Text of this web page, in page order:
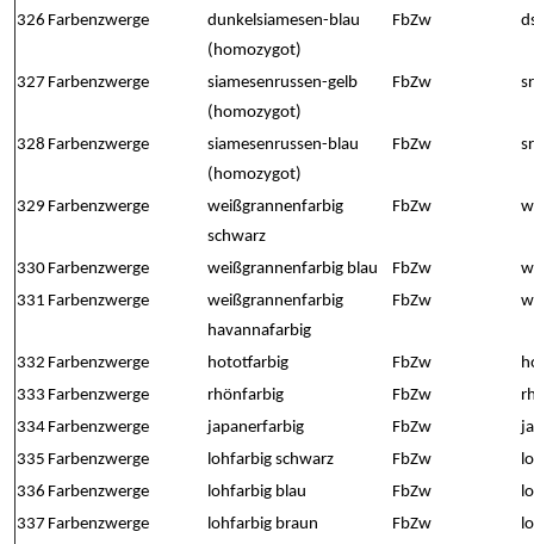
326 Farbenzwerge
dunkelsiamesen-blau
(homozygot)
FbZw
327 Farbenzwerge
siamesenrussen-gelb
(homozygot)
FbZw
328 Farbenzwerge
siamesenrussen-blau
(homozygot)
FbZw
329 Farbenzwerge
weißgrannenfarbig
schwarz
FbZw
330 Farbenzwerge weißgrannenfarbig blau FbZw
331 Farbenzwerge
weißgrannenfarbig
havannafarbig
FbZw
332 Farbenzwerge hototfarbig FbZw
333 Farbenzwerge rhönfarbig FbZw
334 Farbenzwerge japanerfarbig FbZw
335 Farbenzwerge lohfarbig schwarz FbZw
336 Farbenzwerge lohfarbig blau FbZw
337 Farbenzwerge lohfarbig braun FbZw